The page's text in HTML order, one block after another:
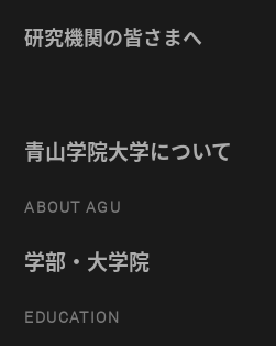
研究機関の皆さまへ
青山学院大学について
ABOUT AGU
学部・大学院
EDUCATION